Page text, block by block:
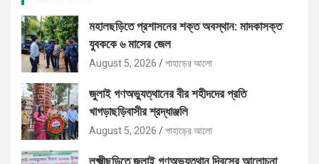
মহালছড়িতে প্রশাসনের শক্ত অবস্থান: মাদকাসক্ত
যুবককে ৬ মাসের জেল
August 5, 2026 পাহাড়ের আলো
জুলাই গণঅভ্যুত্থানের বীর শহীদদের প্রতি
খাগড়াছড়িবাসীর শ্রদ্ধাঞ্জলি
August 5, 2026 পাহাড়ের আলো
লক্ষ্মীছড়িতে জুলাই গণঅভ্যুত্থান দিবসের আলোচনা